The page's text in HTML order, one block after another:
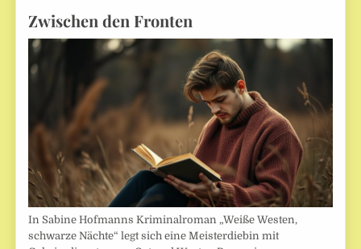
Zwischen den Fronten
In Sabine Hofmanns Kriminalroman „Weiße Westen,
schwarze Nächte“ legt sich eine Meisterdiebin mit